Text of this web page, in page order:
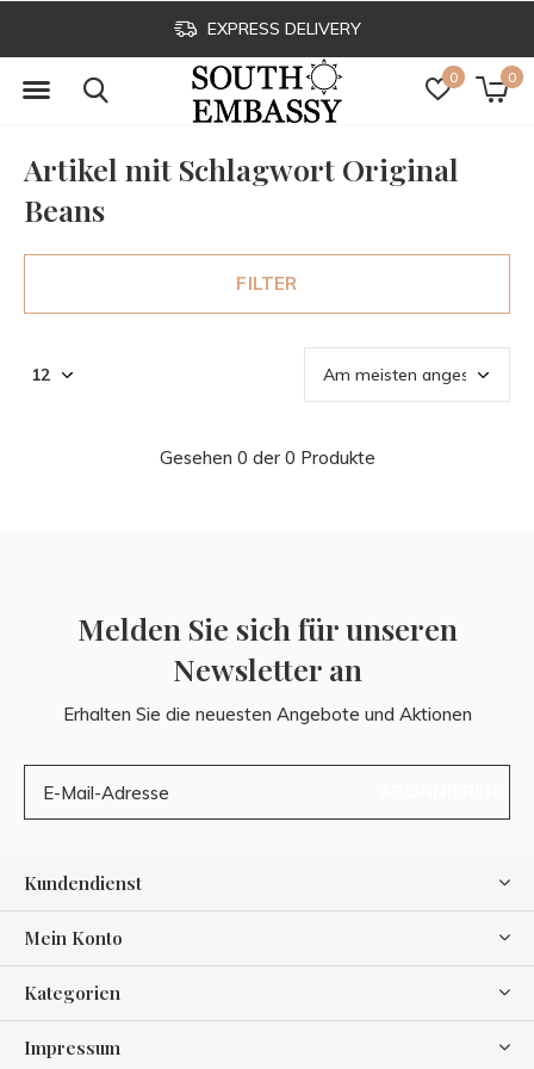
0 0
EXPRESS DELIVERY
Artikel mit Schlagwort Original
Beans
FILTER
Gesehen 0 der 0 Produkte
Melden Sie sich für unseren
Newsletter an
Erhalten Sie die neuesten Angebote und Aktionen
Kundendienst
Mein Konto
Kategorien
Impressum